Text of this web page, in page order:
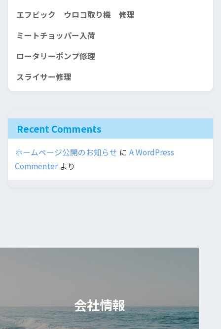
エフビック ウロコ取り機 修理
ミートチョッパー入荷
ロータリーポンプ修理
スライサー修理
Recent Comments
ホームページ公開のお知らせ に A WordPress
Commenterより
会社情報